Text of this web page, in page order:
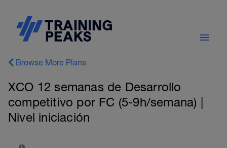
Browse More Plans
XCO 12 semanas de Desarrollo
competitivo por FC (5-9h/semana) |
Nivel iniciación